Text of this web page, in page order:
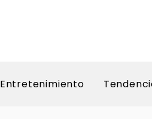
Entretenimiento